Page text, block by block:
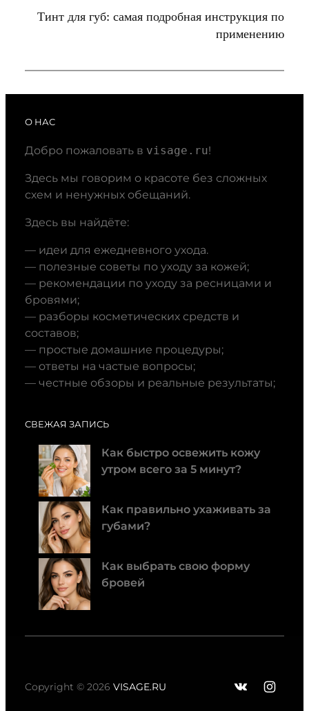
Тинт для губ: самая подробная инструкция по
применению
О НАС
Добро пожаловать в visage.ru!
Здесь мы говорим о красоте без сложных
схем и ненужных обещаний.
Здесь вы найдёте:
— идеи для ежедневного ухода.
— полезные советы по уходу за кожей;
— рекомендации по уходу за ресницами и
бровями;
— разборы косметических средств и
составов;
— простые домашние процедуры;
— ответы на частые вопросы;
— честные обзоры и реальные результаты;
СВЕЖАЯ ЗАПИСЬ
Как быстро освежить кожу
утром всего за 5 минут?
Как правильно ухаживать за
губами?
Как выбрать свою форму
бровей
Copyright © 2026 VISAGE.RU